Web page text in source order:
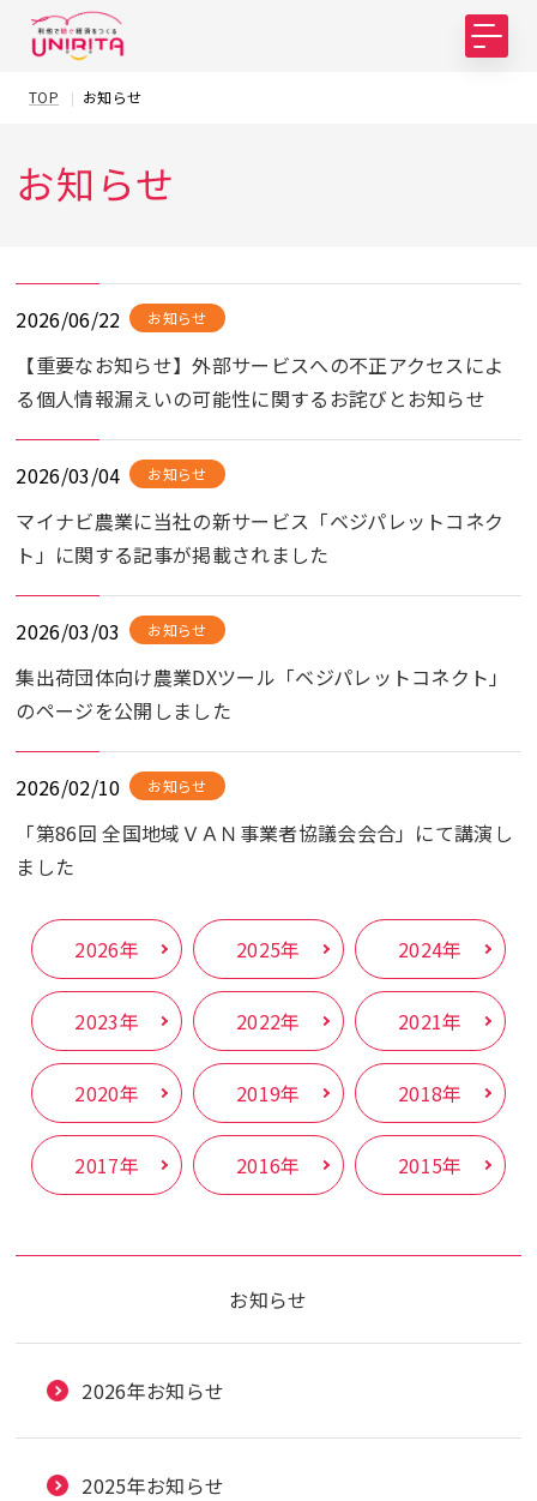
TOP お知らせ
お知らせ
2026/06/22 お知らせ
【重要なお知らせ】外部サービスへの不正アクセスによ
る個人情報漏えいの可能性に関するお詫びとお知らせ
2026/03/04 お知らせ
マイナビ農業に当社の新サービス「ベジパレットコネク
ト」に関する記事が掲載されました
2026/03/03 お知らせ
集出荷団体向け農業DXツール「ベジパレットコネクト」
のページを公開しました
2026/02/10 お知らせ
「第86回 全国地域ＶＡＮ事業者協議会会合」にて講演し
ました
2026年 2025年 2024年
2023年 2022年 2021年
2020年 2019年 2018年
2017年 2016年 2015年
お知らせ
2026年お知らせ
2025年お知らせ